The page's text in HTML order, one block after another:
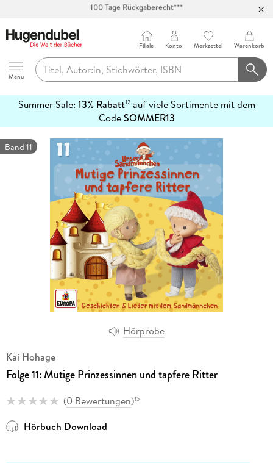
Abholung in über 100 Filialen
Hugendubel
Menu
Filiale Konto Merkzettel Warenkorb
Summer Sale: 13% Rabatt12auf viele Sortimente mit dem
CodeSOMMER13
erfahren
Hörprobe
Band 11
Kai Hohage
Folge 11: Mutige Prinzessinnen und tapfere Ritter
(0 Bewertungen)15
Hörbuch Download